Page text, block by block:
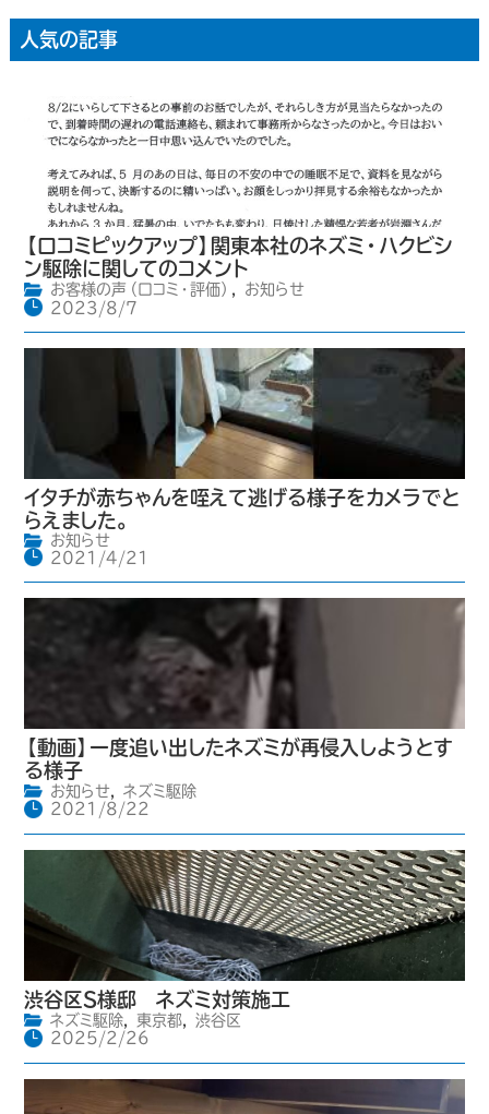
人気の記事
【口コミピックアップ】関東本社のネズミ・ハクビシ
ン駆除に関してのコメント
お客様の声（口コミ・評価） ,
お知らせ
2023/8/7
イタチが赤ちゃんを咥えて逃げる様子をカメラでと
らえました。
お知らせ
2021/4/21
【動画】一度追い出したネズミが再侵入しようとす
る様子
お知らせ,
ネズミ駆除
2021/8/22
渋谷区S様邸 ネズミ対策施工
ネズミ駆除, 東京都,
渋谷区
2025/2/26